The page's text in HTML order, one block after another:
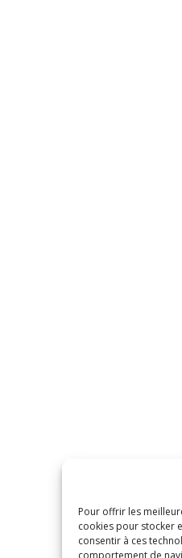
Pour offrir les
cookies pour stocker
consentir à ces
comportement de